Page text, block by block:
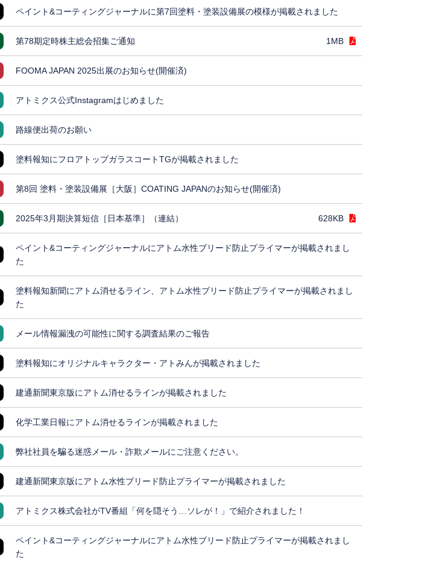
ペイント&コーティングジャーナルに第7回塗料・塗装設備展の模様が掲載されました
第78期定時株主総会招集ご通知 1MB
FOOMA JAPAN 2025出展のお知らせ(開催済)
アトミクス公式Instagramはじめました
路線便出荷のお願い
塗料報知にフロアトップガラスコートTGが掲載されました
第8回 塗料・塗装設備展［大阪］COATING JAPANのお知らせ(開催済)
2025年3月期決算短信［日本基準］（連結） 628KB
ペイント&コーティングジャーナルにアトム水性ブリード防止プライマーが掲載されまし
た
塗料報知新聞にアトム消せるライン、アトム水性ブリード防止プライマーが掲載されまし
た
メール情報漏洩の可能性に関する調査結果のご報告
塗料報知にオリジナルキャラクター・アトみんが掲載されました
建通新聞東京版にアトム消せるラインが掲載されました
化学工業日報にアトム消せるラインが掲載されました
弊社社員を騙る迷惑メール・詐欺メールにご注意ください。
建通新聞東京版にアトム水性ブリード防止プライマーが掲載されました
アトミクス株式会社がTV番組「何を隠そう…ソレが！」で紹介されました！
ペイント&コーティングジャーナルにアトム水性ブリード防止プライマーが掲載されまし
た